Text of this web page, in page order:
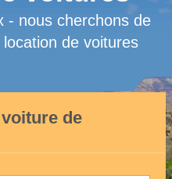
- nous cherchons de
de voitures
de